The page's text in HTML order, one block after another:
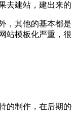
建站，建出来
其他的基本都
模板化严重，
制作，在后期